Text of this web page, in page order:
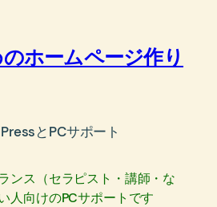
ホームページ作り
とPCサポート
ンス（セラピスト・講師・な
人向けのPCサポートです